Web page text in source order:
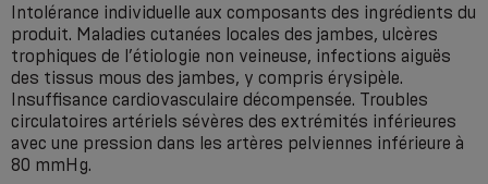
Intolérance individuelle aux composants des ingrédients du
produit. Maladies cutanées locales des jambes, ulcères
trophiques de l’étiologie non veineuse, infections aiguës
des tissus mous des jambes, y compris érysipèle.
Insuffisance cardiovasculaire décompensée. Troubles
circulatoires artériels sévères des extrémités inférieures
avec une pression dans les artères pelviennes inférieure à
80 mmHg.